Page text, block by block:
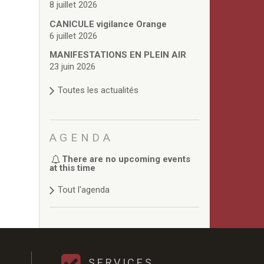
8 juillet 2026
CANICULE vigilance Orange
6 juillet 2026
MANIFESTATIONS EN PLEIN AIR
23 juin 2026
Toutes les actualités
AGENDA
There are no upcoming events
at this time
Tout l'agenda